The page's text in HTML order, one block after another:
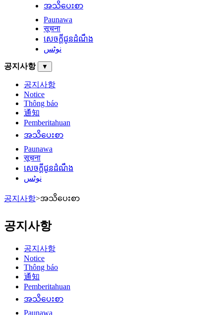
အသိပေးစာ
Paunawa
सूचना
សេចក្តីជូនដំណឹង
نوٹس
공지사항 ▼
공지사항
Notice
Thông báo
通知
Pemberitahuan
အသိပေးစာ
Paunawa
सूचना
សេចក្តីជូនដំណឹង
نوٹس
공지사항>အသိပေးစာ
공지사항
공지사항
Notice
Thông báo
通知
Pemberitahuan
အသိပေးစာ
Paunawa